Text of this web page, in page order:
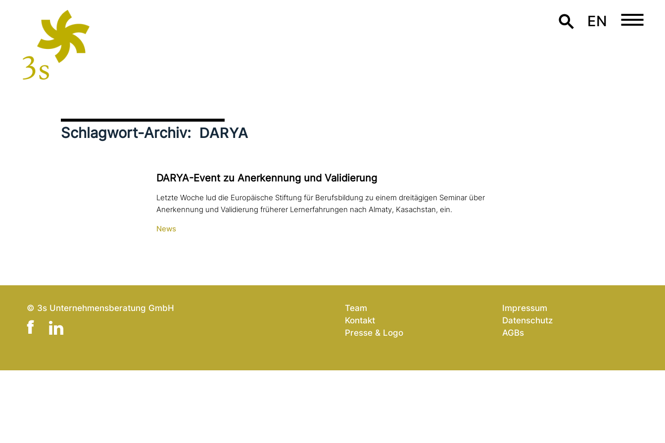
EN
Schlagwort-Archiv: DARYA
DARYA-Event zu Anerkennung und Validierung
Letzte Woche lud die Europäische Stiftung für Berufsbildung zu einem dreitägigen Seminar über
Anerkennung und Validierung früherer Lernerfahrungen nach Almaty, Kasachstan, ein.
News
© 3s Unternehmensberatung GmbH
Team
Kontakt
Presse & Logo
Impressum
Datenschutz
AGBs